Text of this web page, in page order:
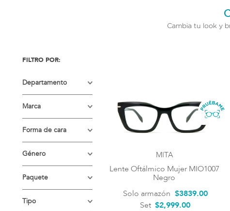
Cambia tu look y
Departamento
OFTÁLMICOS
Marca
XIKÚ CASUAL
XIKÚ TRENDY
Forma de cara
Género
Paquete
Tipo
MITA
Lente Oftálmico Mujer MIO1007
Negro
Solo armazón $3839.00
Set $2,999.00